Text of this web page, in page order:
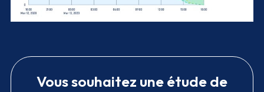
Vous souhaitez une étude de